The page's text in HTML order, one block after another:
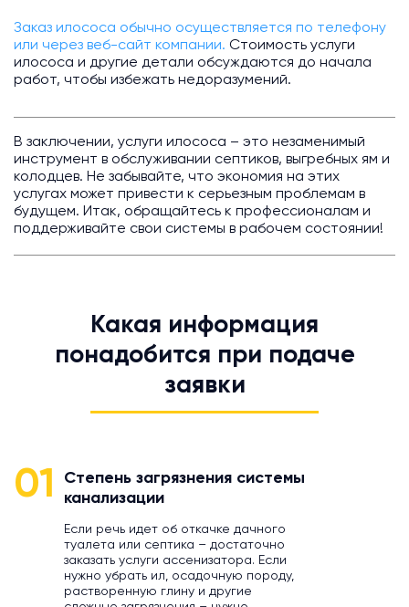
Заказ илососа обычно осуществляется по телефону
или через веб-сайт компании. Стоимость услуги
илососа и другие детали обсуждаются до начала
работ, чтобы избежать недоразумений.
В заключении, услуги илососа – это незаменимый
инструмент в обслуживании септиков, выгребных ям и
колодцев. Не забывайте, что экономия на этих
услугах может привести к серьезным проблемам в
будущем. Итак, обращайтесь к профессионалам и
поддерживайте свои системы в рабочем состоянии!
Какая информация
понадобится при подаче
заявки
01
Степень загрязнения системы
канализации
Если речь идет об откачке дачного
туалета или септика – достаточно
заказать услуги ассенизатора. Если
нужно убрать ил, осадочную породу,
растворенную глину и другие